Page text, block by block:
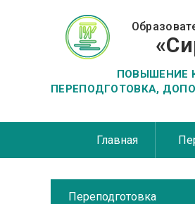
ПОВЫШЕНИЕ
ПЕРЕПОДГОТОВКА,
Главная
Переподготовка